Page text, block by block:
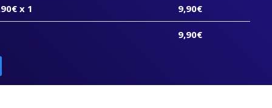
€ x 1 9,90€
9,90€